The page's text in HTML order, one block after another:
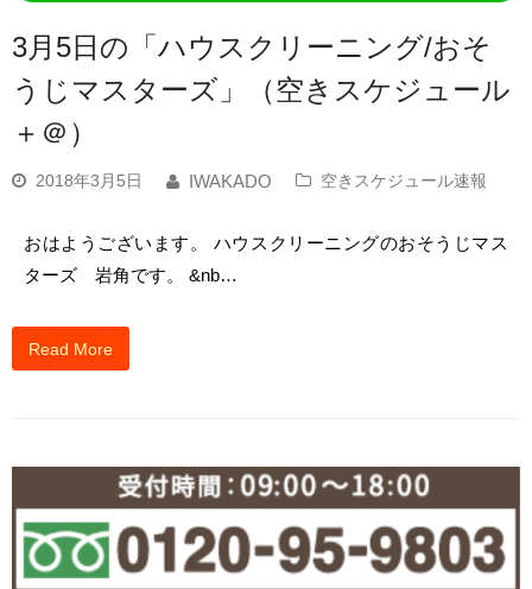
3月5日の「ハウスクリーニング/おそ
うじマスターズ」（空きスケジュール
＋＠）
2018年3月5日 IWAKADO 空きスケジュール速報
おはようございます。 ハウスクリーニングのおそうじマス
ターズ 岩角です。 &nb…
Read More